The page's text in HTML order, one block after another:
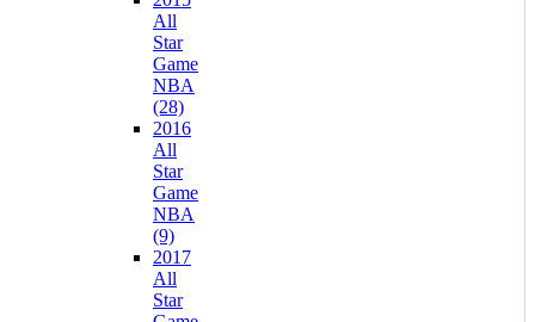
All
Star
Game
NBA
(28)
2016
All
Star
Game
NBA
(9)
2017
All
Star